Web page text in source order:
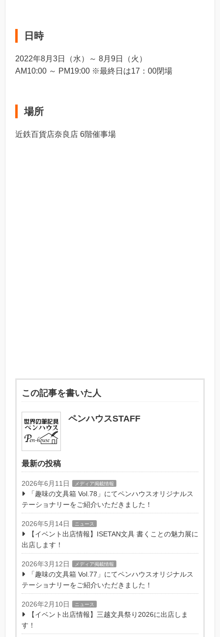
日時
2022年8月3日（水）～ 8月9日（火）
AM10:00 ～ PM19:00 ※最終日は17：00閉場
場所
近鉄百貨店奈良店 6階催事場
この記事を書いた人
ペンハウスSTAFF
最新の投稿
2026年6月11日 メディア掲載情報
「趣味の文具箱 Vol.78」にてペンハウスオリジナルス
テーショナリーをご紹介いただきました！
2026年5月14日 ニュース
【イベント出店情報】ISETAN文具 書くことの魅力展に
出店します！
2026年3月12日 メディア掲載情報
「趣味の文具箱 Vol.77」にてペンハウスオリジナルス
テーショナリーをご紹介いただきました！
2026年2月10日 ニュース
【イベント出店情報】三越文具祭り2026に出店しま
す！